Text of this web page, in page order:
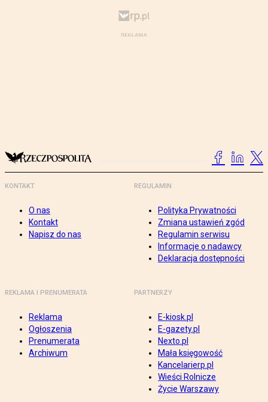
KONTAKT
O nas
Kontakt
Napisz do nas
REGULAMIN
Polityka Prywatności
Zmiana ustawień zgód
Regulamin serwisu
Informacje o nadawcy
Deklaracja dostępności
REKLAMA I PRENUMERATA
Reklama
Ogłoszenia
Prenumerata
Archiwum
PARTNERZY
E-kiosk.pl
E-gazety.pl
Nexto.pl
Mała księgowość
Kancelarierp.pl
Wieści Rolnicze
Życie Warszawy